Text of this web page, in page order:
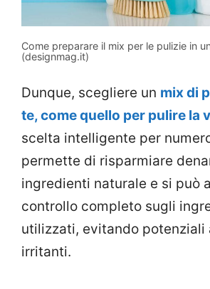
Come preparare il mix per le pulizie in
(designmag.it)
Dunque, scegliere un mix di
te, come quello per pulire la
scelta intelligente per
permette di risparmiare
ingredienti naturale e si può
controllo completo sugli
utilizzati, evitando potenziali
irritanti.